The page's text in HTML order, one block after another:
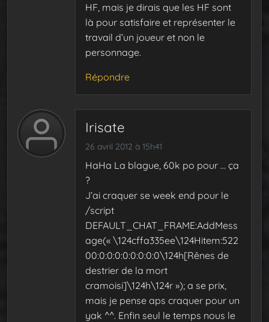
HF, mais je dirais que les HF sont
là pour satisfaire et représenter le
travail d’un joueur et non le
personnage.
Répondre
Irisate
26 avril 2012 à 15h41
HaHa La blague, 60k po pour … ça
?
J’ai craquer se week end pour le
/script
DEFAULT_CHAT_FRAME:AddMess
age(« \124cffa335ee\124Hitem:522
00:0:0:0:0:0:0:0:0\124h[Rênes de
destrier de la mort
cramoisi]\124h\124r »); a se prix,
mais je pense aps craquer pour un
yak ^^. Enfin seul le temps nous le